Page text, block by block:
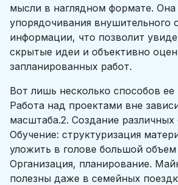
мысли в наглядном формате.
упорядочивания внушительного
информации, что позволит
скрытые идеи и объективно
запланированных работ.
Вот лишь несколько способов ее
Работа над проектами вне
масштаба.2. Создание различных
Обучение: структуризация
уложить в голове большой
Организация, планирование.
полезны даже в семейных